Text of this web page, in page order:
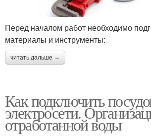
Перед началом работ необходимо
материалы и инструменты:
читать дальше →
Как подключить
электросети.
отработанной воды